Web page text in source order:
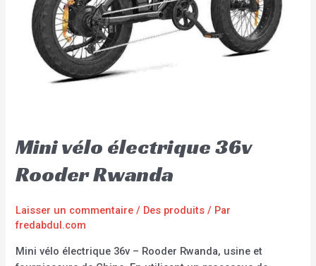
Mini vélo électrique 36v
Rooder Rwanda
Laisser un commentaire / Des produits / Par
fredabdul.com
Mini vélo électrique 36v – Rooder Rwanda, usine et